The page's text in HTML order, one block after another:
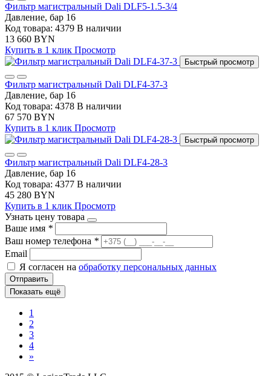
Фильтр магистральный Dali DLF5-1.5-3/4
Давление, бар 16
Код товара: 4379 В наличии
13 660 BYN
Купить в 1 клик Просмотр
Быстрый просмотр
Фильтр магистральный Dali DLF4-37-3
Давление, бар 16
Код товара: 4378 В наличии
67 570 BYN
Купить в 1 клик Просмотр
Быстрый просмотр
Фильтр магистральный Dali DLF4-28-3
Давление, бар 16
Код товара: 4377 В наличии
45 280 BYN
Купить в 1 клик Просмотр
Узнать цену товара
Ваше имя *
Ваш номер телефона *
Email
Я согласен на обработку персональных данных
Отправить
Показать ещё
1
2
3
4
»